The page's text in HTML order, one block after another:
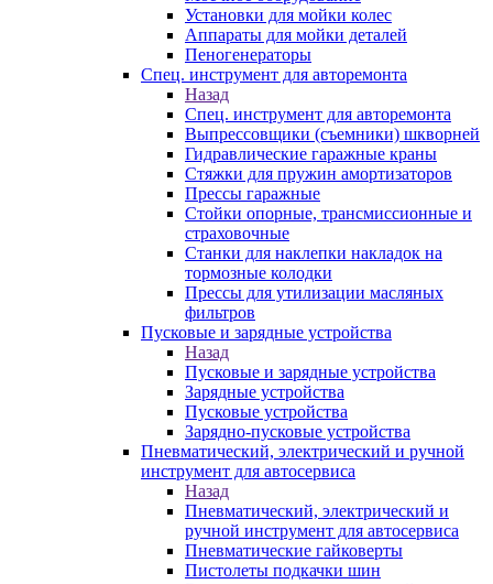
Установки для мойки колес
Аппараты для мойки деталей
Пеногенераторы
Спец. инструмент для авторемонта
Назад
Спец. инструмент для авторемонта
Выпрессовщики (съемники) шкворней
Гидравлические гаражные краны
Стяжки для пружин амортизаторов
Прессы гаражные
Стойки опорные, трансмиссионные и
страховочные
Станки для наклепки накладок на
тормозные колодки
Прессы для утилизации масляных
фильтров
Пусковые и зарядные устройства
Назад
Пусковые и зарядные устройства
Зарядные устройства
Пусковые устройства
Зарядно-пусковые устройства
Пневматический, электрический и ручной
инструмент для автосервиса
Назад
Пневматический, электрический и
ручной инструмент для автосервиса
Пневматические гайковерты
Пистолеты подкачки шин